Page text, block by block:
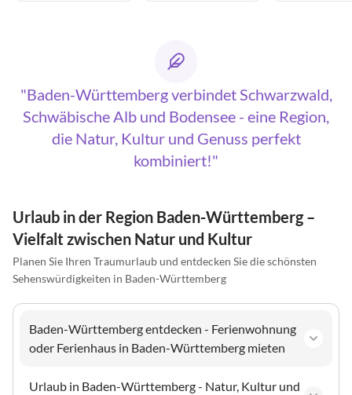
Baden-Württemberg verbindet Schwarzwald,
Schwäbische Alb und Bodensee - eine Region,
die Natur, Kultur und Genuss perfekt
kombiniert!
Urlaub in der Region Baden-Württemberg –
Vielfalt zwischen Natur und Kultur
Planen Sie Ihren Traumurlaub und entdecken Sie die schönsten
Sehenswürdigkeiten in Baden-Württemberg
Baden-Württemberg entdecken - Ferienwohnung
oder Ferienhaus in Baden-Württemberg mieten
Urlaub in Baden-Württemberg - Natur, Kultur und